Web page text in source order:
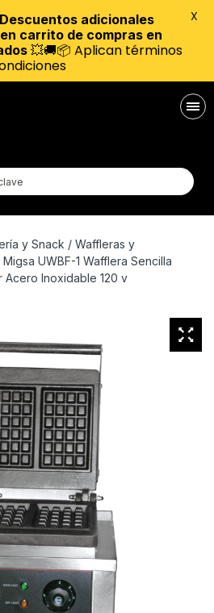
y Snack / Waffleras y
Migsa UWBF-1 Wafflera Sencilla
Acero Inoxidable 120 v
Descuentos adicionales
carrito de compras en
💥🚚📦 Aplican términos
X